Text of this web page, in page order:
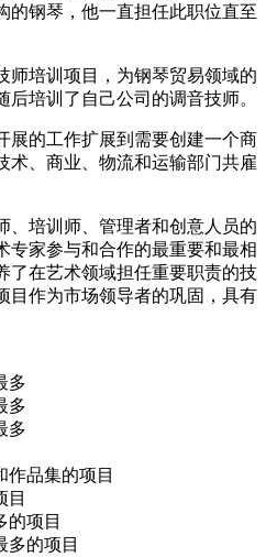
的钢琴，他一直担任此职位直至
师培训项目，为钢琴贸易领域的
培训了自己公司的调音技师。
展的工作扩展到需要创建一个商
术、商业、物流和运输部门共雇
、培训师、管理者和创意人员的
专家参与和合作的最重要和最相
了在艺术领域担任重要职责的技
目作为市场领导者的巩固，具有
多
多
多
作品集的项目
目
的项目
多的项目